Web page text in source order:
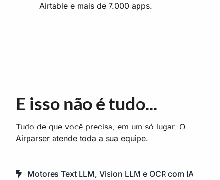
Airtable e mais de 7.000 apps.
E isso não é tudo...
Tudo de que você precisa, em um só lugar. O
Airparser atende toda a sua equipe.
Motores Text LLM, Vision LLM e OCR com IA